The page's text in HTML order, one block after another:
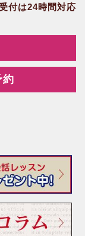
付は24時間対応
約